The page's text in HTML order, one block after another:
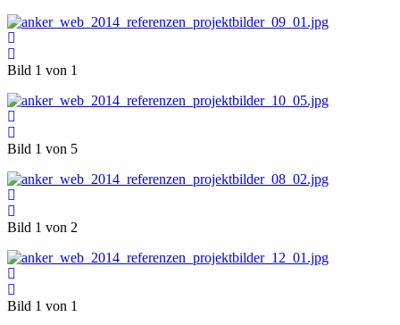
Bild 1 von 1
Bild 1 von 5
Bild 1 von 2
Bild 1 von 1